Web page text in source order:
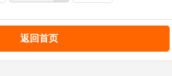
返回首页